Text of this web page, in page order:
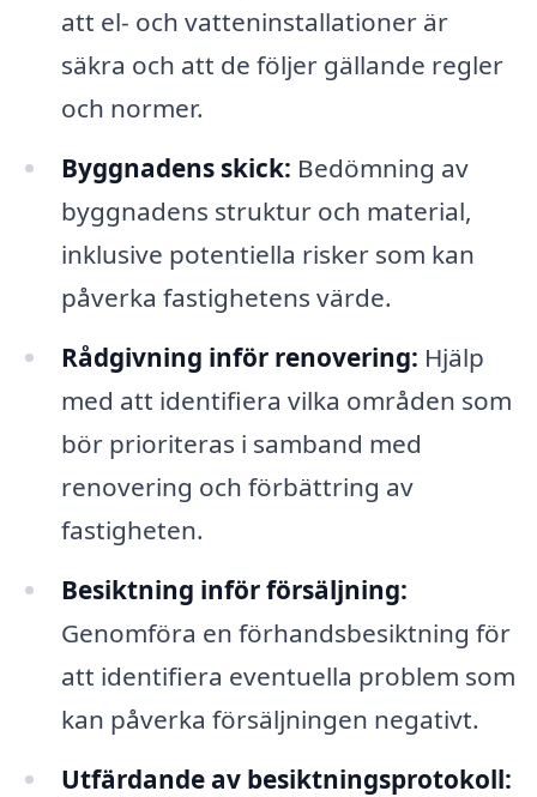
att el- och vatteninstallationer är
säkra och att de följer gällande regler
och normer.
Byggnadens skick: Bedömning av
byggnadens struktur och material,
inklusive potentiella risker som kan
påverka fastighetens värde.
Rådgivning inför renovering: Hjälp
med att identifiera vilka områden som
bör prioriteras i samband med
renovering och förbättring av
fastigheten.
Besiktning inför försäljning:
Genomföra en förhandsbesiktning för
att identifiera eventuella problem som
kan påverka försäljningen negativt.
Utfärdande av besiktningsprotokoll: